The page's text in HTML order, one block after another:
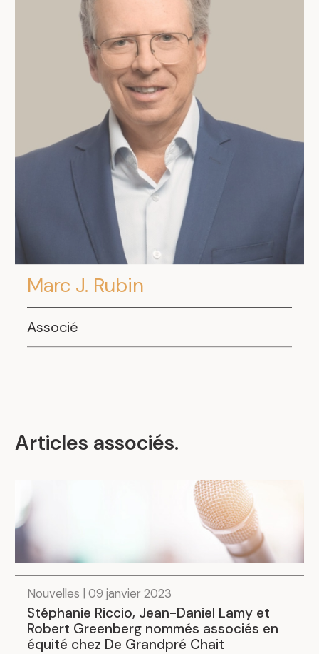
Marc J. Rubin
Associé
Articles associés.
Nouvelles | 09 janvier 2023
Stéphanie Riccio, Jean-Daniel Lamy et
Robert Greenberg nommés associés en
équité chez De Grandpré Chait